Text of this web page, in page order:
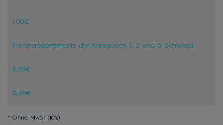
1,00€
Ferienappartements der Kategorien 1, 2 und 3 Schlüssel.
2,00€
0,50€
* Ohne MwSt (10%)